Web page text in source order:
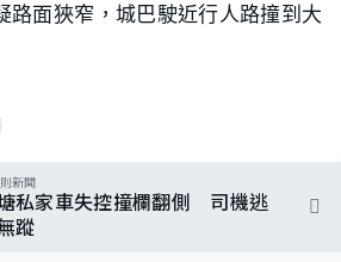
路面狹窄，城巴駛近行人路撞到大
新聞
私家車失控撞欄翻側 司機逃
蹤